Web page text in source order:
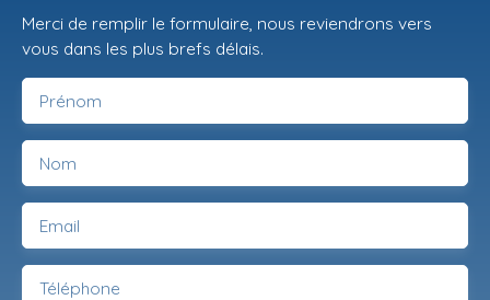
Merci de remplir le formulaire, nous reviendrons vers
vous dans les plus brefs délais.
Prénom
Nom
Email
Téléphone